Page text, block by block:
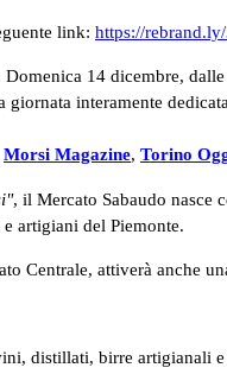
link: https://
14 dicembre,
giornata interamente
Morsi Magazine, Torino
, il Mercato Sabaudo nasce
artigiani del Piemonte.
Centrale, attiverà anche
distillati, birre artigianali